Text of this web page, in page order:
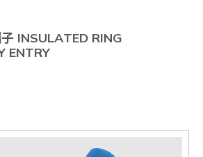
INSULATED RING
ENTRY